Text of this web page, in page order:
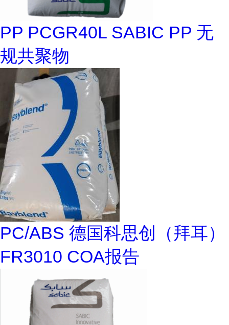
PP PCGR40L SABIC PP 无
规共聚物
PC/ABS 德国科思创（拜耳）
FR3010 COA报告